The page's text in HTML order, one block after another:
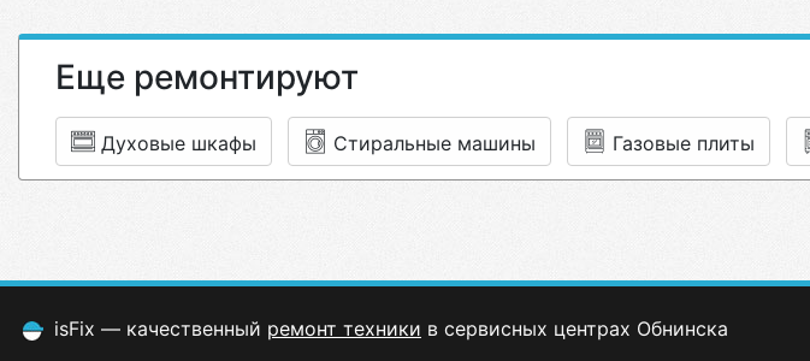
Еще ремонтируют
Духовые шкафы Стиральные машины Газовые плиты
isFix — качественный ремонт техники в сервисных центрах Обнинска